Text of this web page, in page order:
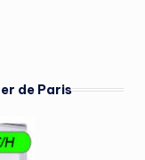
de Paris